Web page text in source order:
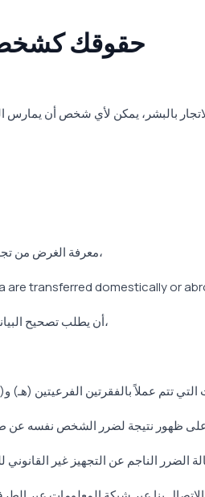
حقوقك كشخص
معرفة الغرض من تجهيز البيانات الشخصية وما إذا كانت تستخدم وفقا لغرضها،
transferred domestically or
أن يطلب تصحيح البيانات الشخصية في حالة عدم اكتمال التجهيز أو عدم صحته،